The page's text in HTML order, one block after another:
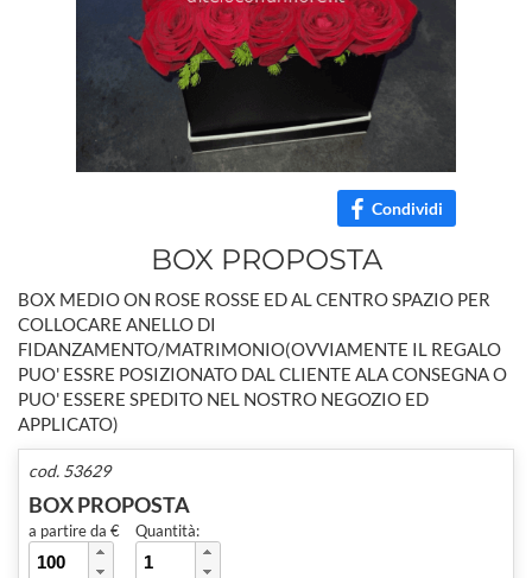
Condividi
BOX PROPOSTA
BOX MEDIO ON ROSE ROSSE ED AL CENTRO SPAZIO PER
COLLOCARE ANELLO DI
FIDANZAMENTO/MATRIMONIO(OVVIAMENTE IL REGALO
PUO' ESSRE POSIZIONATO DAL CLIENTE ALA CONSEGNA O
PUO' ESSERE SPEDITO NEL NOSTRO NEGOZIO ED
APPLICATO)
cod. 53629
BOX PROPOSTA
a partire da € Quantità: